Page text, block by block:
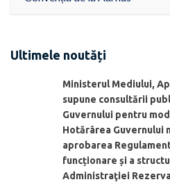
Ultimele noutăți
Ministerul Mediului,
supune consultării
Guvernului pentru
Hotărârea Guvernului
aprobarea
funcționare și a
Administraţiei